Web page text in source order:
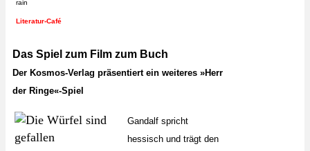
rain
Literatur-Café
Das Spiel zum Film zum Buch
Der Kosmos-Verlag präsentiert ein weiteres »Herr
der Ringe«-Spiel
Gandalf spricht
hessisch und trägt den